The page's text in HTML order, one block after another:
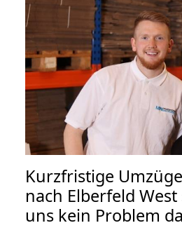
Kurzfristige
nach Elberfeld
uns kein Problem